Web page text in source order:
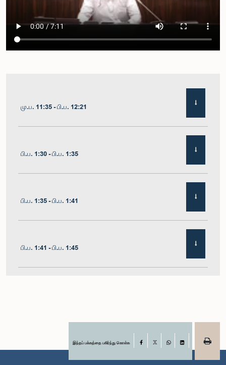
மு.ப. 11:35 - பி.ப. 12:21
பி.ப. 1:30 - பி.ப. 1:35
பி.ப. 1:35 - பி.ப. 1:41
பி.ப. 1:41 - பி.ப. 1:45
பி.ப. 1:51 - பி.ப. 1:57இந்தப் பக்கத்தை பகிர்ந்து கொள்க Facebook
LinkedIn